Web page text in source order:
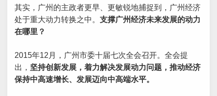
其实，广州的主政者更早、更敏锐地捕捉到，广州经济
处于重大动力转换之中。 支撑广州经济未来发展的动力
在哪里？
2015年12月，广州市委十届七次全会召开。全会提
出， 坚持创新发展，着力解决发展动力问题，推动经济
保持中高速增长、发展迈向中高端水平。